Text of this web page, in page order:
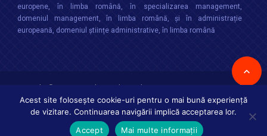
europene, în limba română, în specializarea management,
domeniul management, în limba română, și în administrație
europeană, domeniul științe administrative, în limba română
Copyright © 2026 : Facultatea de Studii Europene
Universitatea Babes-
BolyaiToate drepturile rezervate
Acest site folosește cookie-uri pentru o mai bună experiență
de vizitare. Continuarea navigării implică acceptarea lor.
Accept
Mai multe informații